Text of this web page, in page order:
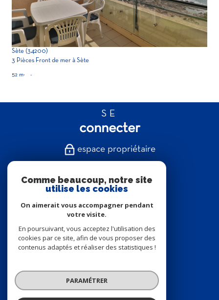
Sète (34200)
3 Pièces Front de mer à Sète
52 m² -
SE
connecter
espace propriétaire
suivre
NOUS
adhérons
Comme beaucoup, notre site
utilise les cookies
On aimerait vous accompagner pendant
votre visite.
En poursuivant, vous acceptez l'utilisation des
cookies par ce site, afin de vous proposer des
contenus adaptés et réaliser des statistiques !
PARAMÉTRER